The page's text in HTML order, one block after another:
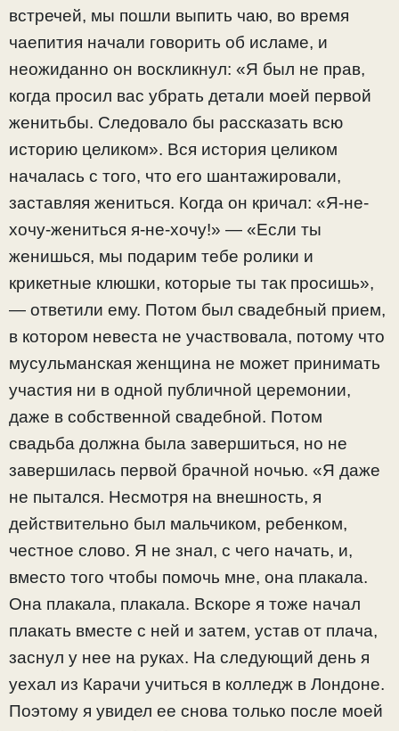
встречей, мы пошли выпить чаю, во время
чаепития начали говорить об исламе, и
неожиданно он воскликнул: «Я был не прав,
когда просил вас убрать детали моей первой
женитьбы. Следовало бы рассказать всю
историю целиком». Вся история целиком
началась с того, что его шантажировали,
заставляя жениться. Когда он кричал: «Я-не-
хочу-жениться я-не-хочу!» — «Если ты
женишься, мы подарим тебе ролики и
крикетные клюшки, которые ты так просишь»,
— ответили ему. Потом был свадебный прием,
в котором невеста не участвовала, потому что
мусульманская женщина не может принимать
участия ни в одной публичной церемонии,
даже в собственной свадебной. Потом
свадьба должна была завершиться, но не
завершилась первой брачной ночью. «Я даже
не пытался. Несмотря на внешность, я
действительно был мальчиком, ребенком,
честное слово. Я не знал, с чего начать, и,
вместо того чтобы помочь мне, она плакала.
Она плакала, плакала. Вскоре я тоже начал
плакать вместе с ней и затем, устав от плача,
заснул у нее на руках. На следующий день я
уехал из Карачи учиться в колледж в Лондоне.
Поэтому я увидел ее снова только после моей